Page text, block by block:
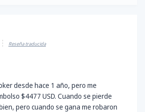
Reseña traducida
desde hace 1 año, pero me
$4477 USD. Cuando se pierde
pero cuando se gana me robaron